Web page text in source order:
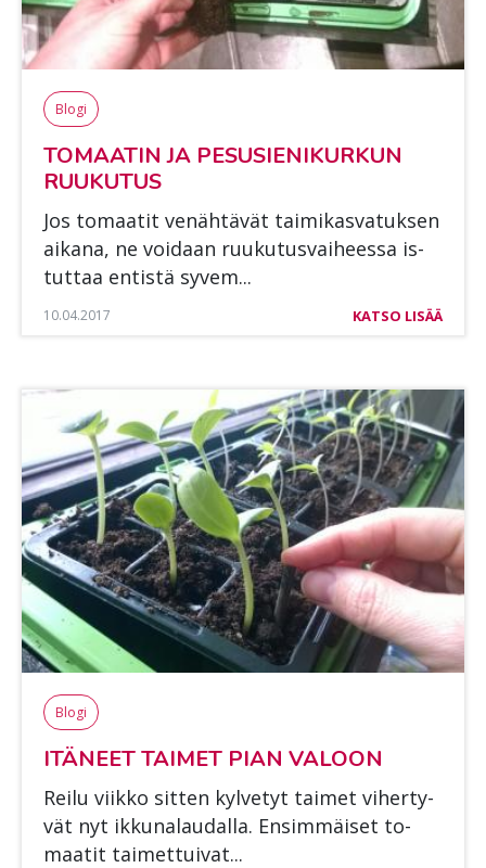
Blogi
TO­MAA­TIN JA PE­SUSIE­NI­KUR­KUN
RUU­KU­TUS
Jos to­maa­tit ve­näh­tä­vät tai­mi­kas­va­tuk­sen
ai­ka­na, ne voi­daan ruu­ku­tus­vai­hees­sa is­
tut­taa en­tis­tä sy­vem...
10.04.2017 KATSO LISÄÄ
Blogi
ITÄ­NEET TAI­MET PIAN VA­LOON
Rei­lu viik­ko sit­ten kyl­ve­tyt tai­met vi­her­ty­
vät nyt ik­ku­na­lau­dal­la. En­sim­mäi­set to­
maa­tit tai­met­tui­vat...